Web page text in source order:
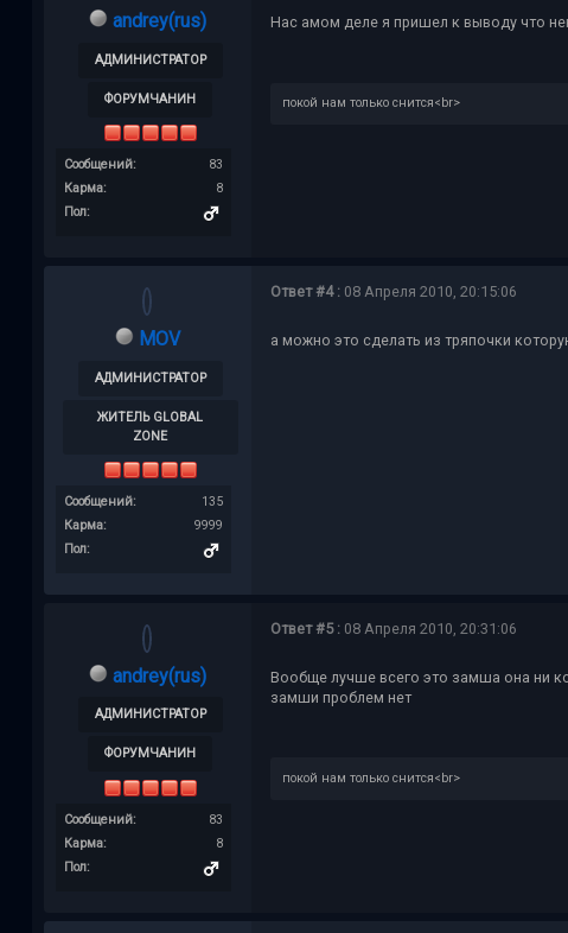
andrey(rus)
АДМИНИСТРАТОР
ФОРУМЧАНИН
Сообщений:
83
Карма:
8
Пол:
Нас амом деле я пришел к выводу что
покой нам только снится<br>
MOV
АДМИНИСТРАТОР
ЖИТЕЛЬ GLOBAL
ZONE
Сообщений:
135
Карма:
9999
Пол:
Ответ #4 :08 Апреля 2010, 20:15:06
а можно это сделать из тряпочки
andrey(rus)
АДМИНИСТРАТОР
ФОРУМЧАНИН
Сообщений:
83
Карма:
8
Пол:
Ответ #5 :08 Апреля 2010, 20:31:06
Вообще лучше всего это замша она ни
замши проблем нет
покой нам только снится<br>